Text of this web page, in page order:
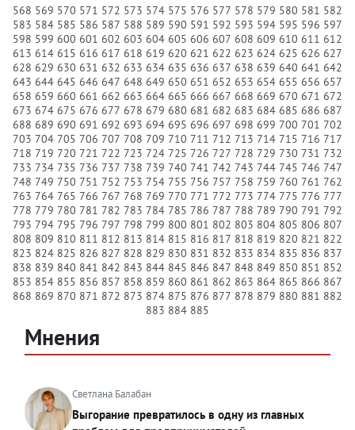
568 569 570 571 572 573 574 575 576 577 578 579 580 581 582
583 584 585 586 587 588 589 590 591 592 593 594 595 596 597
598 599 600 601 602 603 604 605 606 607 608 609 610 611 612
613 614 615 616 617 618 619 620 621 622 623 624 625 626 627
628 629 630 631 632 633 634 635 636 637 638 639 640 641 642
643 644 645 646 647 648 649 650 651 652 653 654 655 656 657
658 659 660 661 662 663 664 665 666 667 668 669 670 671 672
673 674 675 676 677 678 679 680 681 682 683 684 685 686 687
688 689 690 691 692 693 694 695 696 697 698 699 700 701 702
703 704 705 706 707 708 709 710 711 712 713 714 715 716 717
718 719 720 721 722 723 724 725 726 727 728 729 730 731 732
733 734 735 736 737 738 739 740 741 742 743 744 745 746 747
748 749 750 751 752 753 754 755 756 757 758 759 760 761 762
763 764 765 766 767 768 769 770 771 772 773 774 775 776 777
778 779 780 781 782 783 784 785 786 787 788 789 790 791 792
793 794 795 796 797 798 799 800 801 802 803 804 805 806 807
808 809 810 811 812 813 814 815 816 817 818 819 820 821 822
823 824 825 826 827 828 829 830 831 832 833 834 835 836 837
838 839 840 841 842 843 844 845 846 847 848 849 850 851 852
853 854 855 856 857 858 859 860 861 862 863 864 865 866 867
868 869 870 871 872 873 874 875 876 877 878 879 880 881 882
883 884 885
Мнения
Светлана Балабан
Выгорание превратилось в одну из главных